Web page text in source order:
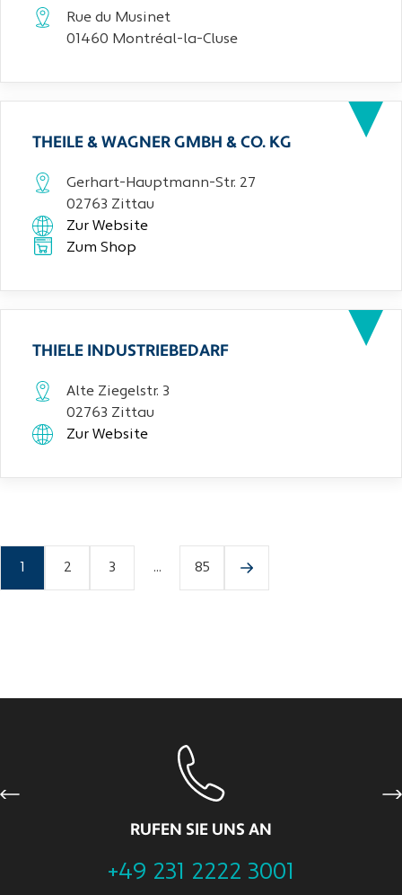
Rue du Musinet
01460 Montréal-la-Cluse
THEILE & WAGNER GMBH & CO. KG
Gerhart-Hauptmann-Str. 27
02763 Zittau
Zur Website
Zum Shop
THIELE INDUSTRIEBEDARF
Alte Ziegelstr. 3
02763 Zittau
Zur Website
2 3 ... 85
RUFEN SIE UNS AN
+49 231 2222 3001
Previous